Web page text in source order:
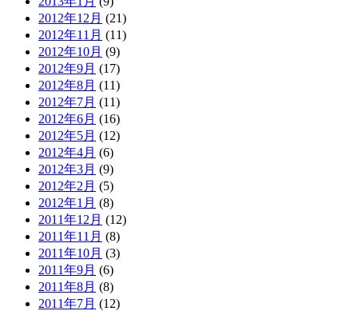
2012年12月 (21)
2012年11月 (11)
2012年10月 (9)
2012年9月 (17)
2012年8月 (11)
2012年7月 (11)
2012年6月 (16)
2012年5月 (12)
2012年4月 (6)
2012年3月 (9)
2012年2月 (5)
2012年1月 (8)
2011年12月 (12)
2011年11月 (8)
2011年10月 (3)
2011年9月 (6)
2011年8月 (8)
2011年7月 (12)